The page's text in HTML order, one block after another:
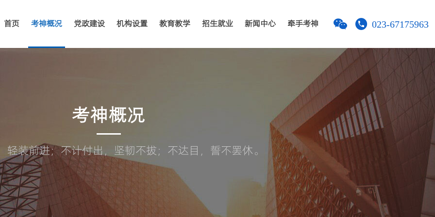
023-67175963
首页 考神概况 党政建设 机构设置 教育教学 招生就业 新闻中心 牵手考神
考神概况
轻装前进；不计付出，坚韧不拔；不达目，誓不罢休。